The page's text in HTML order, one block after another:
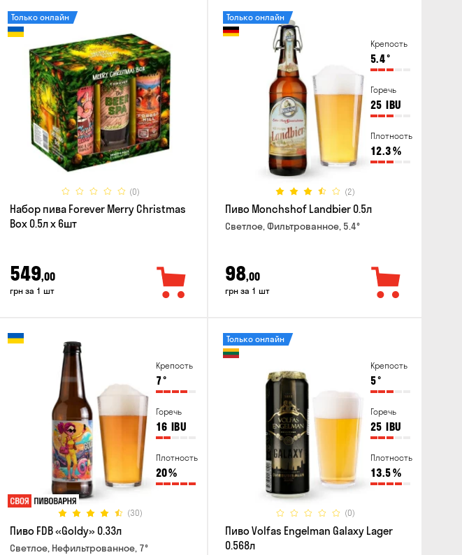
(0)
Только онлайн
Набор пива Forever Merry Christmas
Box 0.5л x 6шт
549,00
грн за 1 шт
Крепость
5.4°
Горечь
25 IBU
Плотность
12.3%
(2)
Только онлайн
Пиво Monchshof Landbier 0.5л
Светлое, Фильтрованное, 5.4°
98,00
грн за 1 шт
Крепость
7°
Горечь
16 IBU
Плотность
20%
(30)
Пиво FDB «Goldy» 0.33л
Светлое, Нефильтрованное, 7°
Крепость
5°
Горечь
25 IBU
Плотность
13.5%
(0)
Только онлайн
Пиво Volfas Engelman Galaxy Lager
0.568л